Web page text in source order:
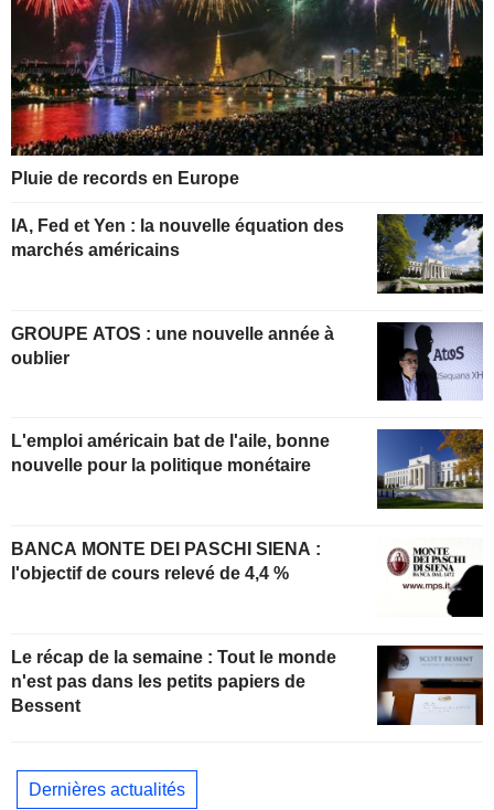
Pluie de records en Europe
IA, Fed et Yen : la nouvelle équation des
marchés américains
GROUPE ATOS : une nouvelle année à
oublier
L'emploi américain bat de l'aile, bonne
nouvelle pour la politique monétaire
BANCA MONTE DEI PASCHI SIENA :
l'objectif de cours relevé de 4,4 %
Le récap de la semaine : Tout le monde
n'est pas dans les petits papiers de
Bessent
Dernières actualités